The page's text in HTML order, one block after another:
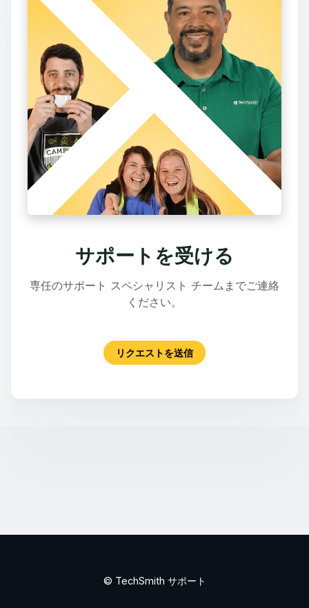
サポートを受ける
専任のサポート スペシャリスト チームまでご連絡
ください。
リクエストを送信
© TechSmith サポート